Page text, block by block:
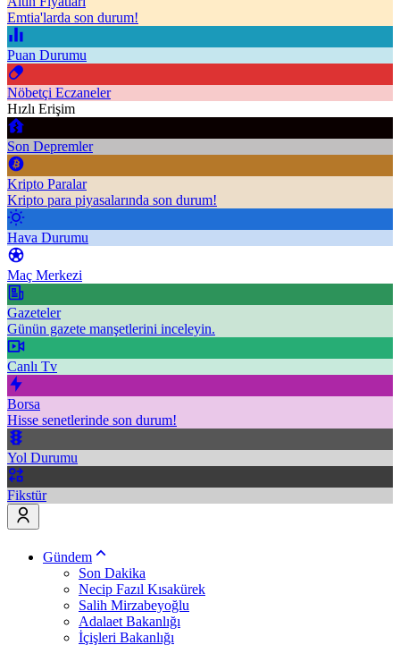
Emtia'larda son durum!
Puan Durumu
Nöbetçi Eczaneler
Hızlı Erişim
Son Depremler
Kripto Paralar
Kripto para piyasalarında son durum!
Hava Durumu
Maç Merkezi
Gazeteler
Günün gazete manşetlerini inceleyin.
Canlı Tv
Borsa
Hisse senetlerinde son durum!
Yol Durumu
Fikstür
Gündem
Son Dakika
Necip Fazıl Kısakürek
Salih Mirzabeyoğlu
Adalaet Bakanlığı
İçişleri Bakanlığı